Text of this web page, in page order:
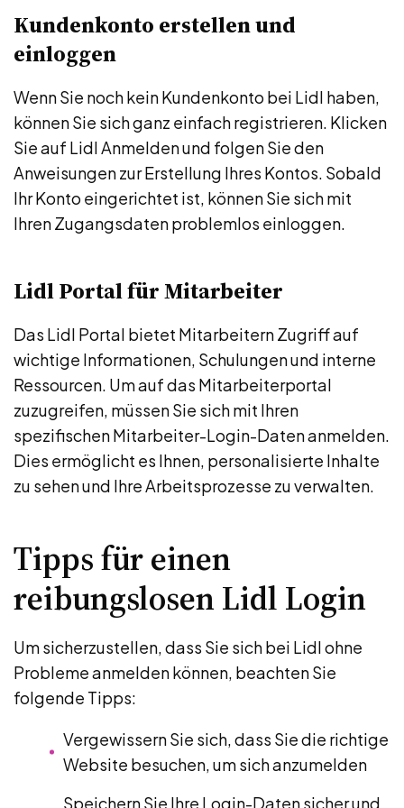
Kundenkonto erstellen und
einloggen
Wenn Sie noch kein Kundenkonto bei Lidl haben,
können Sie sich ganz einfach registrieren. Klicken
Sie auf Lidl Anmelden und folgen Sie den
Anweisungen zur Erstellung Ihres Kontos. Sobald
Ihr Konto eingerichtet ist, können Sie sich mit
Ihren Zugangsdaten problemlos einloggen.
Lidl Portal für Mitarbeiter
Das Lidl Portal bietet Mitarbeitern Zugriff auf
wichtige Informationen, Schulungen und interne
Ressourcen. Um auf das Mitarbeiterportal
zuzugreifen, müssen Sie sich mit Ihren
spezifischen Mitarbeiter-Login-Daten anmelden.
Dies ermöglicht es Ihnen, personalisierte Inhalte
zu sehen und Ihre Arbeitsprozesse zu verwalten.
Tipps für einen
reibungslosen Lidl Login
Um sicherzustellen, dass Sie sich bei Lidl ohne
Probleme anmelden können, beachten Sie
folgende Tipps:
Vergewissern Sie sich, dass Sie die richtige
Website besuchen, um sich anzumelden
Speichern Sie Ihre Login-Daten sicher und